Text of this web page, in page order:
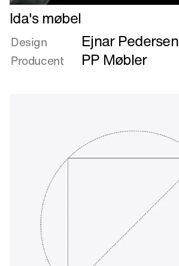
Læs
mere
om
Ida's
møbel
Ida's møbel
Design Ejnar Pedersen
Producent PP Møbler